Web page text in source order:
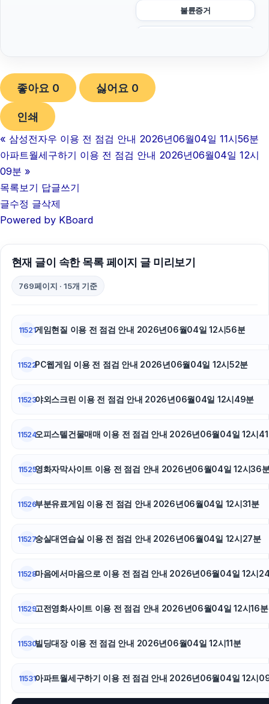
불륜증거
하남하수구막힘
sns마케팅
안산피부과
서초하수구막힘
좋아요 0 싫어요 0
인쇄
« 삼성전자우 이용 전 점검 안내 2026년06월04일 11시56분
아파트월세구하기 이용 전 점검 안내 2026년06월04일 12시
09분 »
목록보기 답글쓰기
글수정 글삭제
Powered by KBoard
현재 글이 속한 목록 페이지 글 미리보기
769페이지 · 15개 기준
11521게임현질 이용 전 점검 안내 2026년06월04일 12시56분
11522PC웹게임 이용 전 점검 안내 2026년06월04일 12시52분
11523야외스크린 이용 전 점검 안내 2026년06월04일 12시49분
11524오피스텔건물매매 이용 전 점검 안내 2026년06월04일 12시
11525영화자막사이트 이용 전 점검 안내 2026년06월04일 12시36
11526부분유료게임 이용 전 점검 안내 2026년06월04일 12시31분
11527숭실대연습실 이용 전 점검 안내 2026년06월04일 12시27분
11528마음에서마음으로 이용 전 점검 안내 2026년06월04일 12시
11529고전영화사이트 이용 전 점검 안내 2026년06월04일 12시16분
11530빌딩대장 이용 전 점검 안내 2026년06월04일 12시11분
11531아파트월세구하기 이용 전 점검 안내 2026년06월04일 12시